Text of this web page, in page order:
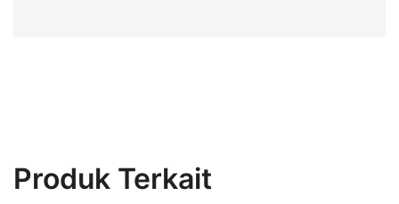
Produk Terkait